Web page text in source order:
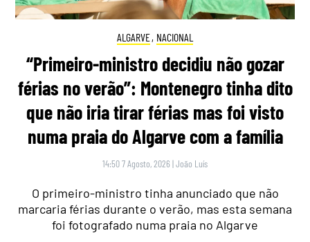
ALGARVE, NACIONAL
“Primeiro-ministro decidiu não gozar
férias no verão”: Montenegro tinha dito
que não iria tirar férias mas foi visto
numa praia do Algarve com a família
14:50 7 Agosto, 2026 |João Luís
O primeiro-ministro tinha anunciado que não
marcaria férias durante o verão, mas esta semana
foi fotografado numa praia no Algarve